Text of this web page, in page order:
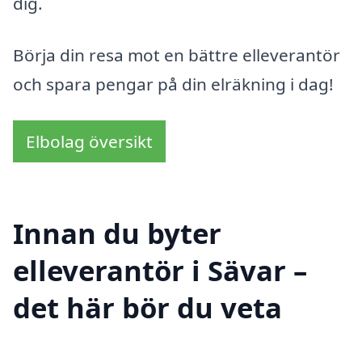
Börja din resa mot en bättre elleverantör
och spara pengar på din elräkning i dag!
Elbolag översikt
Innan du byter
elleverantör i Sävar –
det här bör du veta